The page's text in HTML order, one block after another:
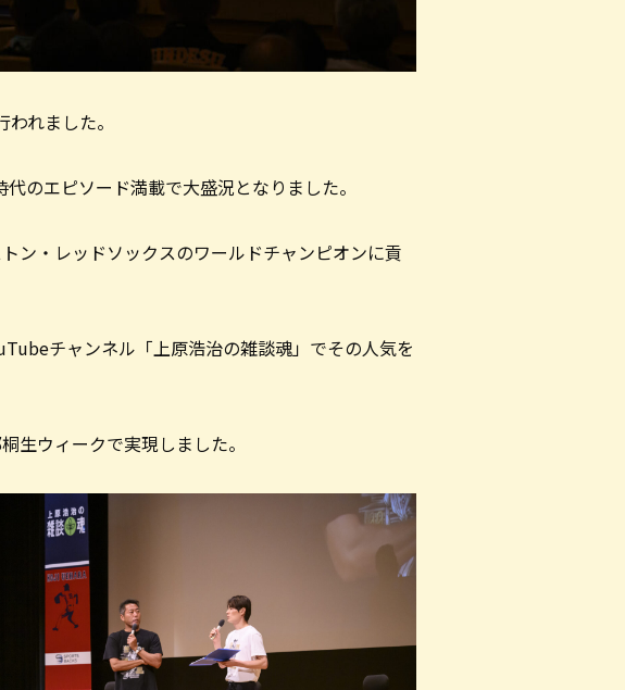
れました。
のエピソード満載で大盛況となりました。
ン・レッドソックスのワールドチャンピオンに貢
チャンネル「上原浩治の雑談魂」でその人気を
生ウィークで実現しました。